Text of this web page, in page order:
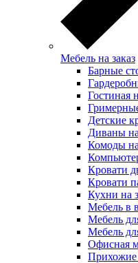
Мебель на заказ
Барные
Гостиная
Детские
Диваны на
Комоды на
Кровати
Кровати
Кухни на
Мебель в
Мебель
Мебель
Офисная
Прихожие